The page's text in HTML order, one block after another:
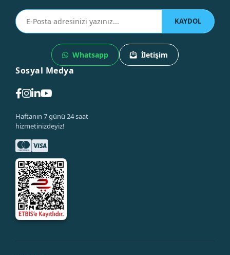
KAYDOL
Whatsapp İletişim
Sosyal Medya
Haftanın 7 günü 24 saat
hizmetinizdeyiz!